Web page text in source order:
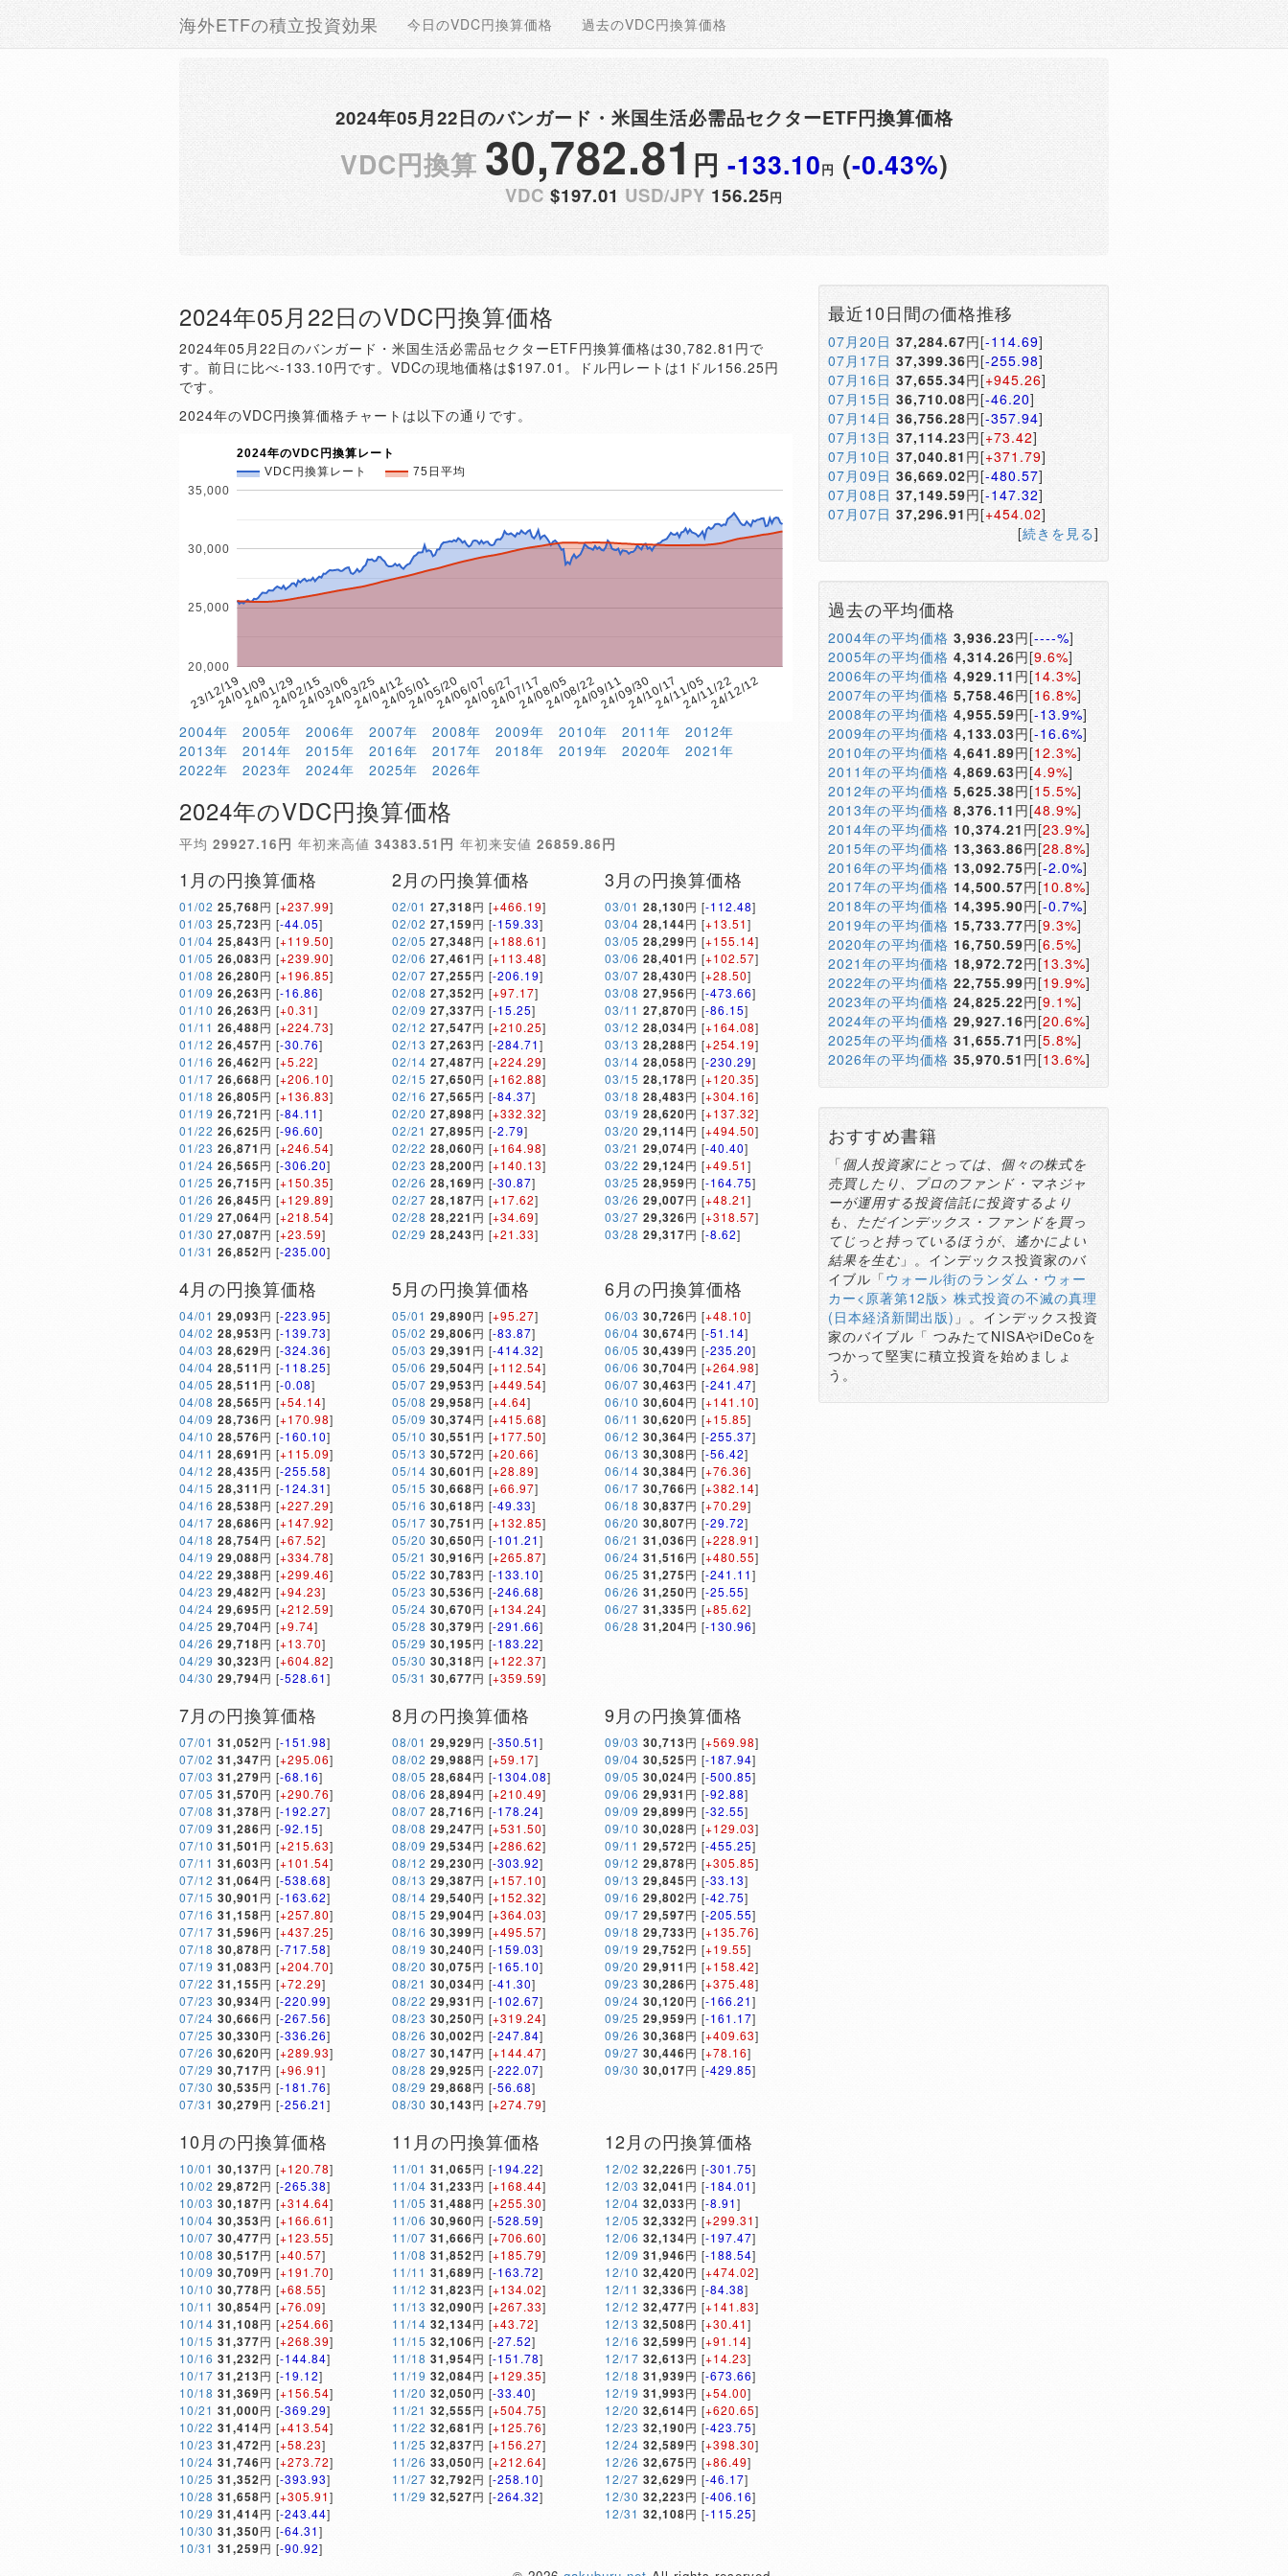
海外ETFの積立投資効果 今日のVDC円換算価格 過去のVDC円換算価格
2024年05月22日のバンガード・米国生活必需品セクターETF円換算価格
VDC円換算 30,782.81円-133.10円 (-0.43%)
VDC $197.01 USD/JPY 156.25円
2024年05月22日のVDC円換算価格
2024年05月22日のバンガード・米国生活必需品セクターETF円換算価格は30,782.81円で
す。前日に比べ-133.10円です。VDCの現地価格は$197.01。ドル円レートは1ドル156.25円
です。
2024年のVDC円換算価格チャートは以下の通りです。
2024年のVDC円換算レート
VDC円換算レート
75日平均
23/12/1924/01/0924/01/2924/02/1524/03/0624/03/2524/04/1224/05/0124/05/2024/06/0724/06/2724/07/1724/08/0524/08/2224/09/1124/09/3024/10/1724/11/0524/11/2224/12/12
20,000
25,000
30,000
35,000
2004年 2005年 2006年 2007年 2008年 2009年 2010年 2011年
2012年
2013年
2014年 2015年 2016年 2017年 2018年 2019年 2020年
2021年
2022年
2023年 2024年 2025年 2026年
2024年のVDC円換算価格
平均 29927.16円 年初来高値 34383.51円 年初来安値 26859.86円
1月の円換算価格
01/02 25,768円 [+237.99]
01/03 25,723円 [-44.05]
01/04 25,843円 [+119.50]
01/05 26,083円 [+239.90]
01/08 26,280円 [+196.85]
01/09 26,263円 [-16.86]
01/10 26,263円 [+0.31]
01/11 26,488円 [+224.73]
01/12 26,457円 [-30.76]
01/16 26,462円 [+5.22]
01/17 26,668円 [+206.10]
01/18 26,805円 [+136.83]
01/19 26,721 円 [-84.11]
01/22 26,625円 [-96.60]
01/23 26,871 円 [+246.54]
01/24 26,565円 [-306.20]
01/25 26,715円 [+150.35]
01/26 26,845円 [+129.89]
01/29 27,064円 [+218.54]
01/30 27,087円 [+23.59]
01/31 26,852円 [-235.00]
2月の円換算価格
02/01 27,318円 [+466.19]
02/02 27,159円 [-159.33]
02/05 27,348円 [+188.61]
02/06 27,461 円 [+113.48]
02/07 27,255円 [-206.19]
02/08 27,352円 [+97.17]
02/09 27,337円 [-15.25]
02/12 27,547円 [+210.25]
02/13 27,263円 [-284.71]
02/14 27,487円 [+224.29]
02/15 27,650円 [+162.88]
02/16 27,565円 [-84.37]
02/20 27,898円 [+332.32]
02/21 27,895円 [-2.79]
02/22 28,060円 [+164.98]
02/23 28,200円 [+140.13]
02/26 28,169円 [-30.87]
02/27 28,187円 [+17.62]
02/28 28,221 円 [+34.69]
02/29 28,243円 [+21.33]
3月の円換算価格
03/01 28,130円 [-112.48]
03/04 28,144円 [+13.51]
03/05 28,299円 [+155.14]
03/06 28,401 円 [+102.57]
03/07 28,430円 [+28.50]
03/08 27,956円 [-473.66]
03/11 27,870円 [-86.15]
03/12 28,034円 [+164.08]
03/13 28,288円 [+254.19]
03/14 28,058円 [-230.29]
03/15 28,178円 [+120.35]
03/18 28,483円 [+304.16]
03/19 28,620円 [+137.32]
03/20 29,114円 [+494.50]
03/21 29,074円 [-40.40]
03/22 29,124円 [+49.51]
03/25 28,959円 [-164.75]
03/26 29,007円 [+48.21]
03/27 29,326円 [+318.57]
03/28 29,317円 [-8.62]
4月の円換算価格
04/01 29,093円 [-223.95]
04/02 28,953円 [-139.73]
04/03 28,629円 [-324.36]
04/04 28,511 円 [-118.25]
04/05 28,511 円 [-0.08]
04/08 28,565円 [+54.14]
04/09 28,736円 [+170.98]
04/10 28,576円 [-160.10]
04/11 28,691 円 [+115.09]
04/12 28,435円 [-255.58]
04/15 28,311 円 [-124.31]
04/16 28,538円 [+227.29]
04/17 28,686円 [+147.92]
04/18 28,754円 [+67.52]
04/19 29,088円 [+334.78]
04/22 29,388円 [+299.46]
04/23 29,482円 [+94.23]
04/24 29,695円 [+212.59]
04/25 29,704円 [+9.74]
04/26 29,718円 [+13.70]
04/29 30,323円 [+604.82]
04/30 29,794円 [-528.61]
5月の円換算価格
05/01 29,890円 [+95.27]
05/02 29,806円 [-83.87]
05/03 29,391 円 [-414.32]
05/06 29,504円 [+112.54]
05/07 29,953円 [+449.54]
05/08 29,958円 [+4.64]
05/09 30,374円 [+415.68]
05/10 30,551 円 [+177.50]
05/13 30,572円 [+20.66]
05/14 30,601 円 [+28.89]
05/15 30,668円 [+66.97]
05/16 30,618円 [-49.33]
05/17 30,751 円 [+132.85]
05/20 30,650円 [-101.21]
05/21 30,916円 [+265.87]
05/22 30,783円 [-133.10]
05/23 30,536円 [-246.68]
05/24 30,670円 [+134.24]
05/28 30,379円 [-291.66]
05/29 30,195円 [-183.22]
05/30 30,318円 [+122.37]
05/31 30,677円 [+359.59]
6月の円換算価格
06/03 30,726円 [+48.10]
06/04 30,674円 [-51.14]
06/05 30,439円 [-235.20]
06/06 30,704円 [+264.98]
06/07 30,463円 [-241.47]
06/10 30,604円 [+141.10]
06/11 30,620円 [+15.85]
06/12 30,364円 [-255.37]
06/13 30,308円 [-56.42]
06/14 30,384円 [+76.36]
06/17 30,766円 [+382.14]
06/18 30,837円 [+70.29]
06/20 30,807円 [-29.72]
06/21 31,036円 [+228.91]
06/24 31,516円 [+480.55]
06/25 31,275円 [-241.11]
06/26 31,250円 [-25.55]
06/27 31,335円 [+85.62]
06/28 31,204円 [-130.96]
7月の円換算価格
07/01 31,052円 [-151.98]
07/02 31,347円 [+295.06]
07/03 31,279円 [-68.16]
07/05 31,570円 [+290.76]
07/08 31,378円 [-192.27]
07/09 31,286円 [-92.15]
07/10 31,501 円 [+215.63]
07/11 31,603円 [+101.54]
07/12 31,064円 [-538.68]
07/15 30,901 円 [-163.62]
07/16 31,158円 [+257.80]
07/17 31,596円 [+437.25]
07/18 30,878円 [-717.58]
07/19 31,083円 [+204.70]
07/22 31,155円 [+72.29]
07/23 30,934円 [-220.99]
07/24 30,666円 [-267.56]
07/25 30,330円 [-336.26]
07/26 30,620円 [+289.93]
07/29 30,717円 [+96.91]
07/30 30,535円 [-181.76]
07/31 30,279円 [-256.21]
8月の円換算価格
08/01 29,929円 [-350.51]
08/02 29,988円 [+59.17]
08/05 28,684円 [-1304.08]
08/06 28,894円 [+210.49]
08/07 28,716円 [-178.24]
08/08 29,247円 [+531.50]
08/09 29,534円 [+286.62]
08/12 29,230円 [-303.92]
08/13 29,387円 [+157.10]
08/14 29,540円 [+152.32]
08/15 29,904円 [+364.03]
08/16 30,399円 [+495.57]
08/19 30,240円 [-159.03]
08/20 30,075円 [-165.10]
08/21 30,034円 [-41.30]
08/22 29,931 円 [-102.67]
08/23 30,250円 [+319.24]
08/26 30,002円 [-247.84]
08/27 30,147円 [+144.47]
08/28 29,925円 [-222.07]
08/29 29,868円 [-56.68]
08/30 30,143円 [+274.79]
9月の円換算価格
09/03 30,713円 [+569.98]
09/04 30,525円 [-187.94]
09/05 30,024円 [-500.85]
09/06 29,931 円 [-92.88]
09/09 29,899円 [-32.55]
09/10 30,028円 [+129.03]
09/11 29,572円 [-455.25]
09/12 29,878円 [+305.85]
09/13 29,845円 [-33.13]
09/16 29,802円 [-42.75]
09/17 29,597円 [-205.55]
09/18 29,733円 [+135.76]
09/19 29,752円 [+19.55]
09/20 29,911 円 [+158.42]
09/23 30,286円 [+375.48]
09/24 30,120円 [-166.21]
09/25 29,959円 [-161.17]
09/26 30,368円 [+409.63]
09/27 30,446円 [+78.16]
09/30 30,017円 [-429.85]
10月の円換算価格
10/01 30,137円 [+120.78]
10/02 29,872円 [-265.38]
10/03 30,187円 [+314.64]
10/04 30,353円 [+166.61]
10/07 30,477円 [+123.55]
10/08 30,517円 [+40.57]
10/09 30,709円 [+191.70]
10/10 30,778円 [+68.55]
10/11 30,854円 [+76.09]
10/14 31,108円 [+254.66]
10/15 31,377円 [+268.39]
10/16 31,232円 [-144.84]
10/17 31,213円 [-19.12]
10/18 31,369円 [+156.54]
10/21 31,000円 [-369.29]
10/22 31,414円 [+413.54]
10/23 31,472円 [+58.23]
10/24 31,746円 [+273.72]
10/25 31,352円 [-393.93]
10/28 31,658円 [+305.91]
10/29 31,414円 [-243.44]
10/30 31,350円 [-64.31]
10/31 31,259円 [-90.92]
11月の円換算価格
11/01 31,065円 [-194.22]
11/04 31,233円 [+168.44]
11/05 31,488円 [+255.30]
11/06 30,960円 [-528.59]
11/07 31,666円 [+706.60]
11/08 31,852円 [+185.79]
11/11 31,689円 [-163.72]
11/12 31,823円 [+134.02]
11/13 32,090円 [+267.33]
11/14 32,134円 [+43.72]
11/15 32,106円 [-27.52]
11/18 31,954円 [-151.78]
11/19 32,084円 [+129.35]
11/20 32,050円 [-33.40]
11/21 32,555円 [+504.75]
11/22 32,681 円 [+125.76]
11/25 32,837円 [+156.27]
11/26 33,050円 [+212.64]
11/27 32,792円 [-258.10]
11/29 32,527円 [-264.32]
12月の円換算価格
12/02 32,226円 [-301.75]
12/03 32,041 円 [-184.01]
12/04 32,033円 [-8.91]
12/05 32,332円 [+299.31]
12/06 32,134円 [-197.47]
12/09 31,946円 [-188.54]
12/10 32,420円 [+474.02]
12/11 32,336円 [-84.38]
12/12 32,477円 [+141.83]
12/13 32,508円 [+30.41]
12/16 32,599円 [+91.14]
12/17 32,613円 [+14.23]
12/18 31,939円 [-673.66]
12/19 31,993円 [+54.00]
12/20 32,614円 [+620.65]
12/23 32,190円 [-423.75]
12/24 32,589円 [+398.30]
12/26 32,675円 [+86.49]
12/27 32,629円 [-46.17]
12/30 32,223円 [-406.16]
12/31 32,108円 [-115.25]
最近10日間の価格推移
07月20日 37,284.67円[-114.69]
07月17日 37,399.36円[-255.98]
07月16日 37,655.34円[+945.26]
07月15日 36,710.08円[-46.20]
07月14日 36,756.28円[-357.94]
07月13日 37,114.23円[+73.42]
07月10日 37,040.81 円[+371.79]
07月09日 36,669.02円[-480.57]
07月08日 37,149.59円[-147.32]
07月07日 37,296.91円[+454.02]
[続きを見る]
過去の平均価格
2004年の平均価格 3,936.23円[----%]
2005年の平均価格 4,314.26円[9.6%]
2006年の平均価格 4,929.11 円[14.3%]
2007年の平均価格 5,758.46円[16.8%]
2008年の平均価格 4,955.59円[-13.9%]
2009年の平均価格 4,133.03円[-16.6%]
2010年の平均価格 4,641.89円[12.3%]
2011年の平均価格 4,869.63円[4.9%]
2012年の平均価格 5,625.38円[15.5%]
2013年の平均価格 8,376.11 円[48.9%]
2014年の平均価格 10,374.21 円[23.9%]
2015年の平均価格 13,363.86円[28.8%]
2016年の平均価格 13,092.75円[-2.0%]
2017年の平均価格 14,500.57円[10.8%]
2018年の平均価格 14,395.90円[-0.7%]
2019年の平均価格 15,733.77円[9.3%]
2020年の平均価格 16,750.59円[6.5%]
2021年の平均価格 18,972.72円[13.3%]
2022年の平均価格 22,755.99円[19.9%]
2023年の平均価格 24,825.22円[9.1%]
2024年の平均価格 29,927.16円[20.6%]
2025年の平均価格 31,655.71円[5.8%]
2026年の平均価格 35,970.51 円[13.6%]
おすすめ書籍
「個人投資家にとっては、個々の株式を
売買したり、プロのファンド・マネジャ
ーが運用する投資信託に投資するより
も、ただインデックス・ファンドを買っ
てじっと持っているほうが、遙かによい
結果を生む」。インデックス投資家のバ
イブル「ウォール街のランダム・ウォー
カー<原著第12版> 株式投資の不滅の真理
(日本経済新聞出版) 」。インデックス投資
家のバイブル「 つみたてNISAやiDeCoを
つかって堅実に積立投資を始めましょ
う。